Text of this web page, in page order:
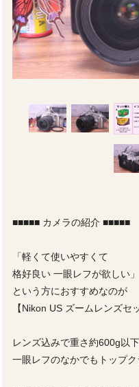
■■■■■ カメラの紹介 ■■■■■
「軽くて使いやすくて
格好良い 一眼レフが欲しい」
という方におすすめなのが
【Nikon US ズームレンズセ
レンズ込みで重さ約600g以下
一眼レフのなかでもトップク